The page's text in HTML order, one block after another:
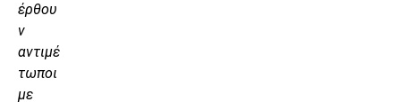
έρθου
ν
αντιμέ
τωποι
με